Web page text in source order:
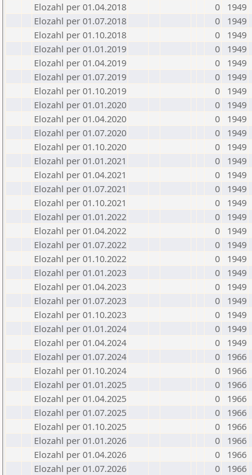
Elozahl per 01.04.2018
0
1949
Elozahl per 01.07.2018
0
1949
Elozahl per 01.10.2018
0
1949
Elozahl per 01.01.2019
0
1949
Elozahl per 01.04.2019
0
1949
Elozahl per 01.07.2019
0
1949
Elozahl per 01.10.2019
0
1949
Elozahl per 01.01.2020
0
1949
Elozahl per 01.04.2020
0
1949
Elozahl per 01.07.2020
0
1949
Elozahl per 01.10.2020
0
1949
Elozahl per 01.01.2021
0
1949
Elozahl per 01.04.2021
0
1949
Elozahl per 01.07.2021
0
1949
Elozahl per 01.10.2021
0
1949
Elozahl per 01.01.2022
0
1949
Elozahl per 01.04.2022
0
1949
Elozahl per 01.07.2022
0
1949
Elozahl per 01.10.2022
0
1949
Elozahl per 01.01.2023
0
1949
Elozahl per 01.04.2023
0
1949
Elozahl per 01.07.2023
0
1949
Elozahl per 01.10.2023
0
1949
Elozahl per 01.01.2024
0
1949
Elozahl per 01.04.2024
0
1949
Elozahl per 01.07.2024
0
1966
Elozahl per 01.10.2024
0
1966
Elozahl per 01.01.2025
0
1966
Elozahl per 01.04.2025
0
1966
Elozahl per 01.07.2025
0
1966
Elozahl per 01.10.2025
0
1966
Elozahl per 01.01.2026
0
1966
Elozahl per 01.04.2026
0
1966
Elozahl per 01.07.2026
0 1966